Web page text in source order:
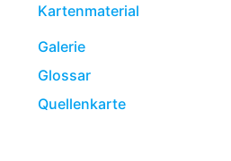
Kartenmaterial
Galerie
Glossar
Quellenkarte